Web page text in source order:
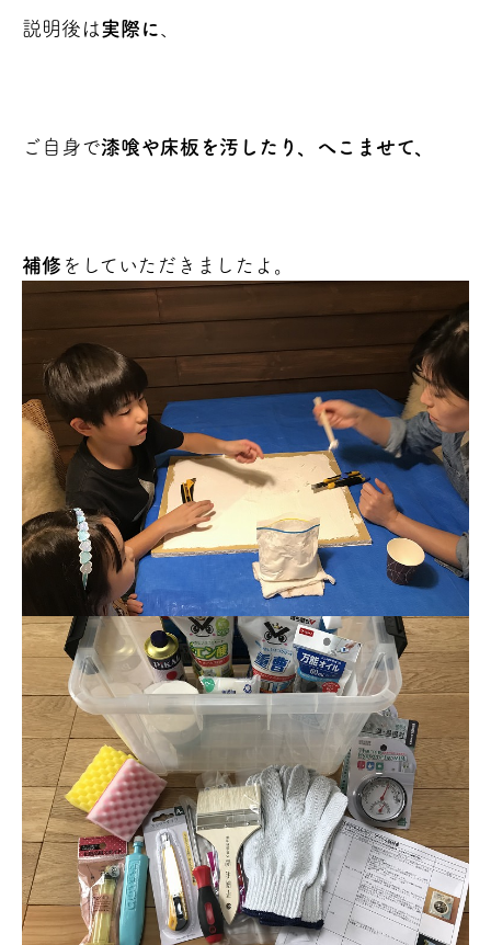
説明後は実際に
ご自身で漆喰や床板を汚したり、へこませて、
補修 をしていただきましたよ。